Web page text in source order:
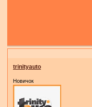
trinityauto
Новичок